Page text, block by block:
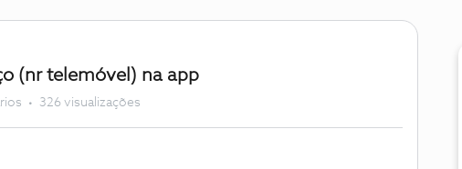
(nr telemóvel) na app
326 visualizações